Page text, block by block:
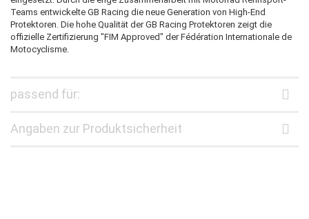
Teams entwickelte GB Racing die neue Generation von High-End
Protektoren. Die hohe Qualität der GB Racing Protektoren zeigt die
offizielle Zertifizierung "FIM Approved" der Fédération Internationale de
Motocyclisme.
passend für:
Angaben zur Produktsicherheit